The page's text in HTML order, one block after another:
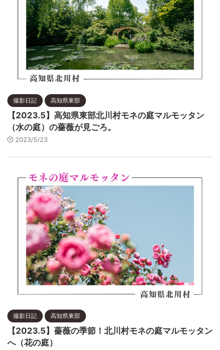
撮影日記 高知県東部
【2023.5】高知県東部北川村モネの庭マルモッタン
（水の庭）の薔薇が見ごろ。
2023/5/23
撮影日記 高知県東部
【2023.5】薔薇の季節！北川村モネの庭マルモッタン
へ（花の庭）